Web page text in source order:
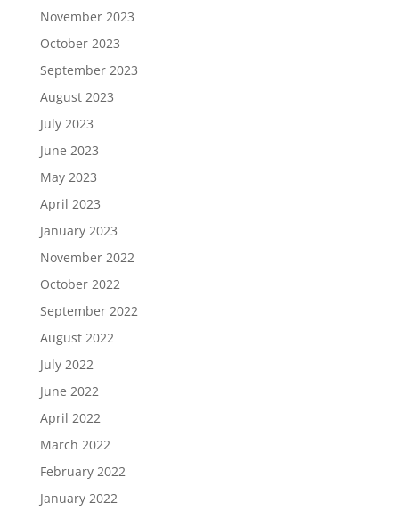
November 2023
October 2023
September 2023
August 2023
July 2023
June 2023
May 2023
April 2023
January 2023
November 2022
October 2022
September 2022
August 2022
July 2022
June 2022
April 2022
March 2022
February 2022
January 2022